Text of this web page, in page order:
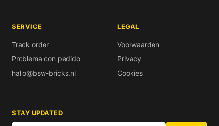
SERVICE
Track order
Problema con pedido
hallo@bsw-bricks.nl
LEGAL
Voorwaarden
Privacy
Cookies
STAY UPDATED